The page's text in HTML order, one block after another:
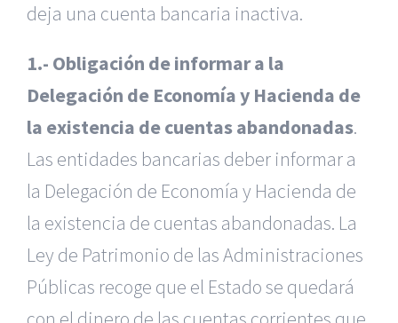
deja una cuenta bancaria inactiva.
1.- Obligación de informar a la
Delegación de Economía y Hacienda de
la existencia de cuentas abandonadas.
Las entidades bancarias deber informar a
la Delegación de Economía y Hacienda de
la existencia de cuentas abandonadas. La
Ley de Patrimonio de las Administraciones
Públicas recoge que el Estado se quedará